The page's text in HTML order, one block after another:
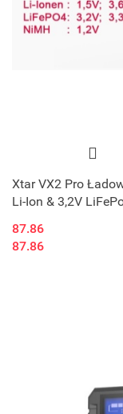
Xtar VX2 Pro
Li-Ion & 3,2V
87.86
87.86